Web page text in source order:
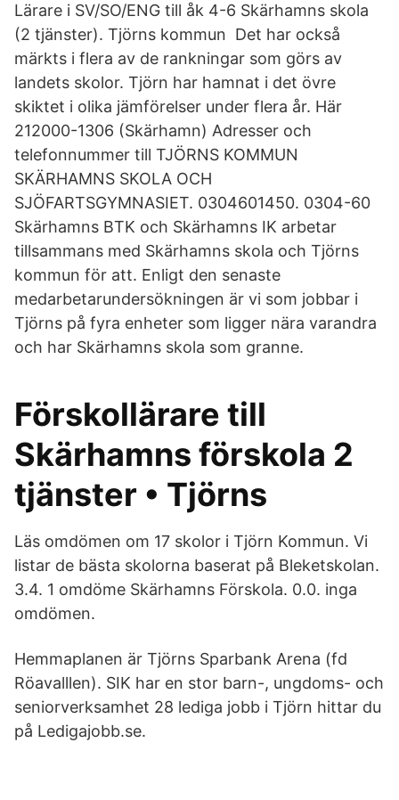
Lärare i SV/SO/ENG till åk 4-6 Skärhamns skola
(2 tjänster). Tjörns kommun Det har också
märkts i flera av de rankningar som görs av
landets skolor. Tjörn har hamnat i det övre
skiktet i olika jämförelser under flera år. Här
212000-1306 (Skärhamn) Adresser och
telefonnummer till TJÖRNS KOMMUN
SKÄRHAMNS SKOLA OCH
SJÖFARTSGYMNASIET. 0304601450. 0304-60
Skärhamns BTK och Skärhamns IK arbetar
tillsammans med Skärhamns skola och Tjörns
kommun för att. Enligt den senaste
medarbetarundersökningen är vi som jobbar i
Tjörns på fyra enheter som ligger nära varandra
och har Skärhamns skola som granne.
Förskollärare till
Skärhamns förskola 2
tjänster • Tjörns
Läs omdömen om 17 skolor i Tjörn Kommun. Vi
listar de bästa skolorna baserat på Bleketskolan.
3.4. 1 omdöme Skärhamns Förskola. 0.0. inga
omdömen.
Hemmaplanen är Tjörns Sparbank Arena (fd
Röavalllen). SIK har en stor barn-, ungdoms- och
seniorverksamhet 28 lediga jobb i Tjörn hittar du
på Ledigajobb.se.